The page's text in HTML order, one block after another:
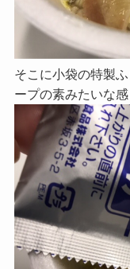
そこに小袋の特製
ープの素みたいな感